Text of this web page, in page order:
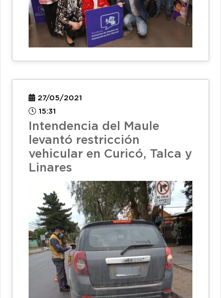
27/05/2021
15:31
Intendencia del Maule
levantó restricción
vehicular en Curicó, Talca y
Linares